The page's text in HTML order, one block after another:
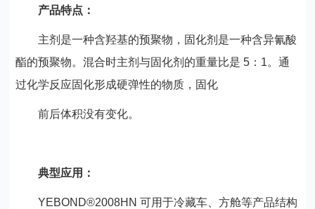
产品特点：
主剂是一种含羟基的预聚物，固化剂是一种含异氰酸
酯的预聚物。混合时主剂与固化剂的重量比是 5：1。通
过化学反应固化形成硬弹性的物质，固化
前后体积没有变化。
典型应用：
YEBOND®2008HN 可用于冷藏车、方舱等产品结构